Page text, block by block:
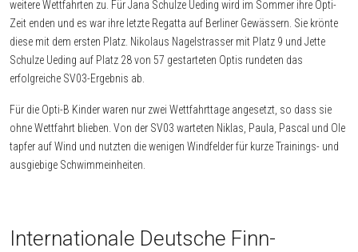
weitere Wettfahrten zu. Für Jana Schulze Ueding wird im Sommer ihre Opti-
Zeit enden und es war ihre letzte Regatta auf Berliner Gewässern. Sie krönte
diese mit dem ersten Platz. Nikolaus Nagelstrasser mit Platz 9 und Jette
Schulze Ueding auf Platz 28 von 57 gestarteten Optis rundeten das
erfolgreiche SV03-Ergebnis ab.
Für die Opti-B Kinder waren nur zwei Wettfahrttage angesetzt, so dass sie
ohne Wettfahrt blieben. Von der SV03 warteten Niklas, Paula, Pascal und Ole
tapfer auf Wind und nutzten die wenigen Windfelder für kurze Trainings- und
ausgiebige Schwimmeinheiten.
Internationale Deutsche Finn-